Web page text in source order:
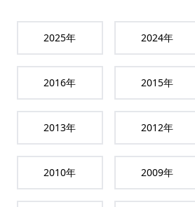
2025年 2024年
2016年 2015年
2013年 2012年
2010年 2009年